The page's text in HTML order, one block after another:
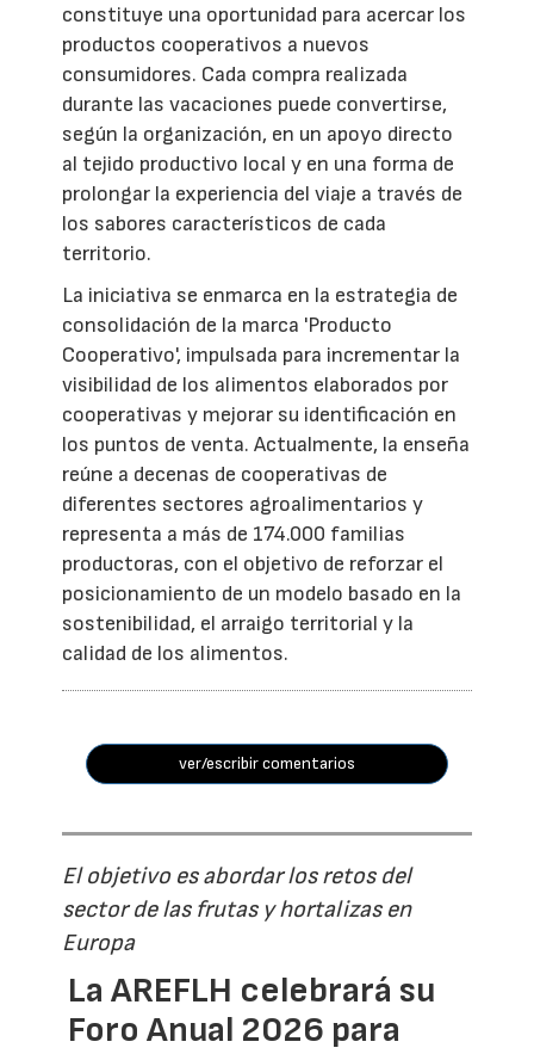
constituye una oportunidad para acercar los
productos cooperativos a nuevos
consumidores. Cada compra realizada
durante las vacaciones puede convertirse,
según la organización, en un apoyo directo
al tejido productivo local y en una forma de
prolongar la experiencia del viaje a través de
los sabores característicos de cada
territorio.
La iniciativa se enmarca en la estrategia de
consolidación de la marca 'Producto
Cooperativo', impulsada para incrementar la
visibilidad de los alimentos elaborados por
cooperativas y mejorar su identificación en
los puntos de venta. Actualmente, la enseña
reúne a decenas de cooperativas de
diferentes sectores agroalimentarios y
representa a más de 174.000 familias
productoras, con el objetivo de reforzar el
posicionamiento de un modelo basado en la
sostenibilidad, el arraigo territorial y la
calidad de los alimentos.
ver/escribir comentarios
El objetivo es abordar los retos del
sector de las frutas y hortalizas en
Europa
La AREFLH celebrará su
Foro Anual 2026 para